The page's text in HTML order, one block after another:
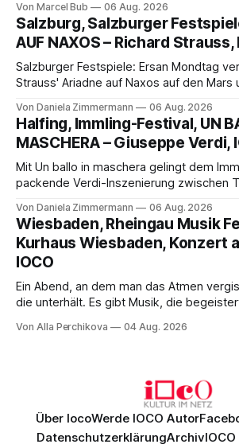
eine bildgewaltige Inszenierung, Maxime
die komplexe Partitur eindrucksvoll,
Franziskus.
Von Marcel Bub 06 Aug. 2026
Salzburg, Salzburger
AUF NAXOS – Richard Strauss,
Salzburger Festspiele: Ersan Mondtag
Strauss' Ariadne auf Naxos auf den Mars
Aufführung mit starken Solisten und den
Philharmonikern, szenisch bleibt der
hinter den Erwartungen zurück.
Von Daniela Zimmermann 06 Aug. 2026
Halfing, Immling-Festival, UN
MASCHERA – Giuseppe Verdi,
Mit Un ballo in maschera gelingt dem
packende Verdi-Inszenierung zwischen
psychologische Tiefe mit starken Bildern,
einem spielfreudigen Ensemble und einer
überzeugenden Gesamtleistung.
Von Daniela Zimmermann 06 Aug. 2026
Wiesbaden, Rheingau Musik
Kurhaus Wiesbaden, Konzert
IOCO
Ein Abend, an dem man das Atmen vergisst. Es gibt
die unterhält. Es gibt Musik, die
Genau so war der Abend im Kurhaus
Von Alla Perchikova 04 Aug. 2026
Über IocoWerde IOCO Autor
DatenschutzerklärungArchiv